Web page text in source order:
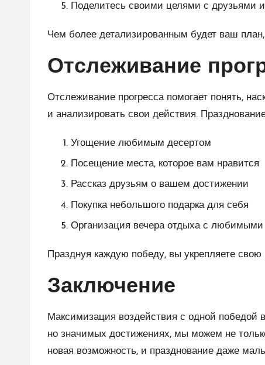
Поделитесь своими целями с друзьями
Чем более детализированным будет ваш
Отслеживание
Отслеживание прогресса помогает понять,
и анализировать свои действия.
Угощение любимым десертом
Посещение места, которое вам нравится
Рассказ друзьям о вашем достижении
Покупка небольшого подарка для себя
Организация вечера отдыха с любимыми
Празднуя каждую победу, вы укрепляете
Заключение
Максимизация воздействия с одной
но значимых достижениях, мы можем не
новая возможность, и празднование даже